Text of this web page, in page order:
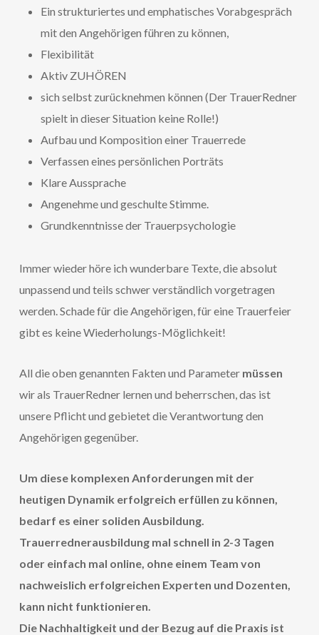
Ein strukturiertes und emphatisches Vorabgespräch
mit den Angehörigen führen zu können,
Flexibilität
Aktiv ZUHÖREN
sich selbst zurücknehmen können (Der TrauerRedner
spielt in dieser Situation keine Rolle!)
Aufbau und Komposition einer Trauerrede
Verfassen eines persönlichen Porträts
Klare Aussprache
Angenehme und geschulte Stimme.
Grundkenntnisse der Trauerpsychologie
Immer wieder höre ich wunderbare Texte, die absolut
unpassend und teils schwer verständlich vorgetragen
werden. Schade für die Angehörigen, für eine Trauerfeier
gibt es keine Wiederholungs-Möglichkeit!
All die oben genannten Fakten und Parameter müssen
wir als TrauerRedner lernen und beherrschen, das ist
unsere Pflicht und gebietet die Verantwortung den
Angehörigen gegenüber.
Um diese komplexen Anforderungen mit der
heutigen Dynamik erfolgreich erfüllen zu können,
bedarf es einer soliden Ausbildung.
Trauerrednerausbildung mal schnell in 2-3 Tagen
oder einfach mal online, ohne einem Team von
nachweislich erfolgreichen Experten und Dozenten,
kann nicht funktionieren.
Die Nachhaltigkeit und der Bezug auf die Praxis ist